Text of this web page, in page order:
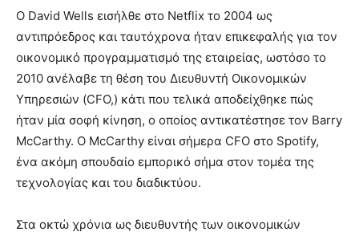
Ο David Wells εισήλθε στο Netflix το 2004 ως
αντιπρόεδρος και ταυτόχρονα ήταν επικεφαλής για τον
οικονομικό προγραμματισμό της εταιρείας, ωστόσο το
2010 ανέλαβε τη θέση του Διευθυντή Οικονομικών
Υπηρεσιών (CFO,) κάτι που τελικά αποδείχθηκε πώς
ήταν μία σοφή κίνηση, ο οποίος αντικατέστησε τον Barry
McCarthy. Ο McCarthy είναι σήμερα CFO στο Spotify,
ένα ακόμη σπουδαίο εμπορικό σήμα στον τομέα της
τεχνολογίας και του διαδικτύου.
Στα οκτώ χρόνια ως διευθυντής των οικονομικών